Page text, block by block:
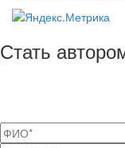
Стать